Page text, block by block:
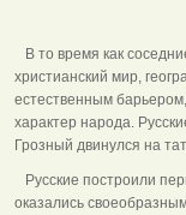
В то время как
христианский мир,
естественным
характер народа.
Грозный двинулся на
Русские построили
оказались